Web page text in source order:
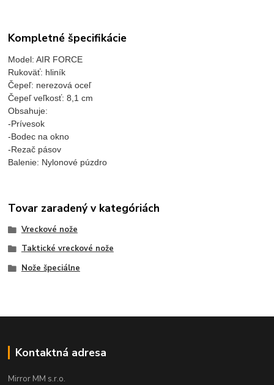
Kompletné špecifikácie
Model: AIR FORCE
Rukoväť: hliník
Čepeľ: nerezová oceľ
Čepeľ veľkosť: 8,1 cm
Obsahuje:
-Prívesok
-Bodec na okno
-Rezač pásov
Balenie: Nylonové púzdro
Tovar zaradený v kategóriách
Vreckové nože
Taktické vreckové nože
Nože špeciálne
Kontaktná adresa
Mirror MM s.r.o.